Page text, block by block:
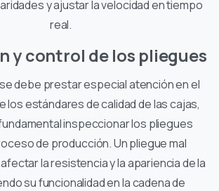
y ajustar la velocidad en tiempo
real.
y control de los pliegues
debe prestar especial atención en el
los estándares de calidad de las cajas,
inspeccionar los pliegues
de producción. Un pliegue mal
la resistencia y la apariencia de la
su funcionalidad en la cadena de